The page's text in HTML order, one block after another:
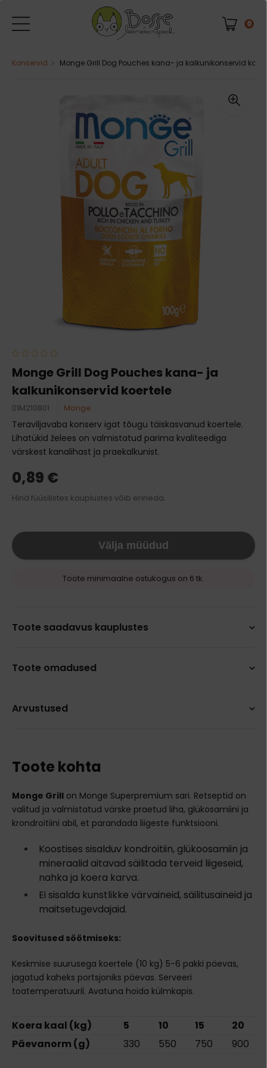
0
Konservid Monge Grill Dog Pouches kana- ja kalkunikonservid
Monge Grill Dog Pouches kana- ja
kalkunikonservid koertele
01M210801 Monge
Teraviljavaba konserv igat tõugu täiskasvanud koertele.
Lihatükid želees on valmistatud parima kvaliteediga
värskest kanalihast ja praekalkunist.
0,89 €
Hind füüsilistes kauplustes võib erineda.
Välja müüdud
Toote minimaalne ostukogus on 6 tk.
Toote saadavus kauplustes
Toote omadused
Arvustused
Toote kohta
Monge Grill on Monge Superpremium sari. Retseptid on
valitud ja valmistatud värske praetud liha, glükosamiini ja
krondroitiini abil, et parandada liigeste funktsiooni.
Koostises sisalduv kondroitiin, glükoosamiin ja
mineraalid aitavad säilitada terveid liigeseid,
nahka ja koera karva.
Ei sisalda kunstlikke värvaineid, säilitusaineid ja
maitsetugevdajaid.
Soovitused söötmiseks:
Keskmise suurusega koertele (10 kg) 5-6 pakki päevas,
jagatud kaheks portsjoniks päevas. Serveeri
toatemperatuuril. Avatuna hoida külmkapis.
Koera kaal (kg) 5 10 15
20
Päevanorm (g)
330 550 750 900